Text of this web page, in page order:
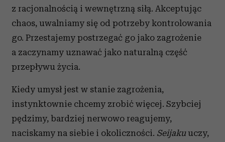
z racjonalnością i wewnętrzną siłą. Akceptując
chaos, uwalniamy się od potrzeby kontrolowania
go. Przestajemy postrzegać go jako zagrożenie
a zaczynamy uznawać jako naturalną część
przepływu życia.
Kiedy umysł jest w stanie zagrożenia,
instynktownie chcemy zrobić więcej. Szybciej
pędzimy, bardziej nerwowo reagujemy,
naciskamy na siebie i okoliczności. Seijakuuczy,